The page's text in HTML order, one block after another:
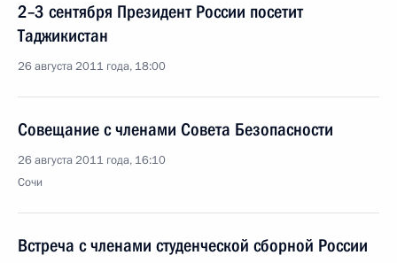
2–3 сентября Президент России посетит
Таджикистан
26 августа 2011 года, 18:00
Совещание с членами Совета Безопасности
26 августа 2011 года, 16:10
Сочи
Встреча с членами студенческой сборной России